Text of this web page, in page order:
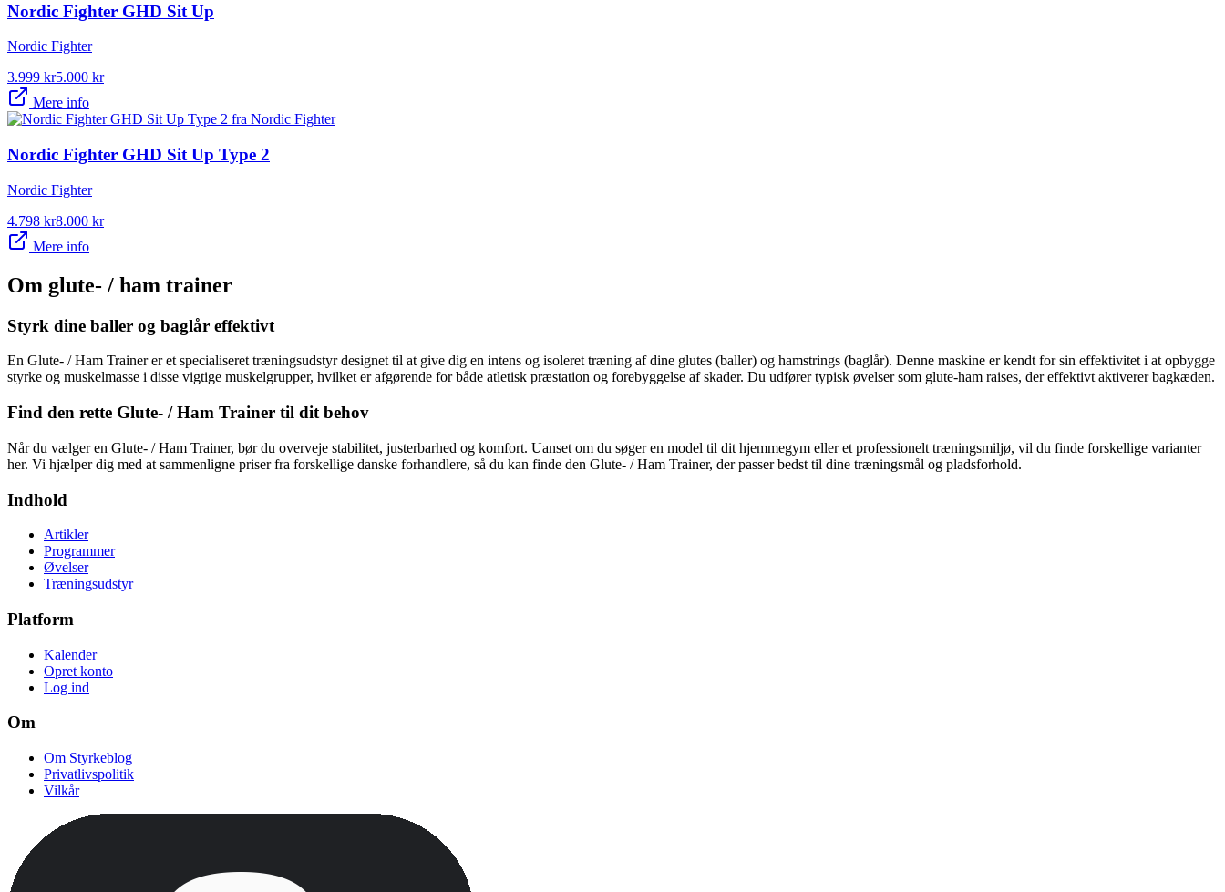
Nordic Fighter GHD Sit Up
Nordic Fighter
3.999 kr5.000 kr
Mere info
Nordic Fighter GHD Sit Up Type 2
Nordic Fighter
4.798 kr8.000 kr
Mere info
Om glute- / ham trainer
Styrk dine baller og baglår effektivt
En Glute- / Ham Trainer er et specialiseret træningsudstyr designet til at give dig en intens og isoleret træning af dine glutes (baller) og hamstrings (baglår). Denne maskine er kendt for sin effektivitet i at opbygge
styrke og muskelmasse i disse vigtige muskelgrupper, hvilket er afgørende for både atletisk præstation og forebyggelse af skader. Du udfører typisk øvelser som glute-ham raises, der effektivt aktiverer bagkæden.
Find den rette Glute- / Ham Trainer til dit behov
Når du vælger en Glute- / Ham Trainer, bør du overveje stabilitet, justerbarhed og komfort. Uanset om du søger en model til dit hjemmegym eller et professionelt træningsmiljø, vil du finde forskellige varianter
her. Vi hjælper dig med at sammenligne priser fra forskellige danske forhandlere, så du kan finde den Glute- / Ham Trainer, der passer bedst til dine træningsmål og pladsforhold.
Indhold
Artikler
Programmer
Øvelser
Træningsudstyr
Platform
Kalender
Opret konto
Log ind
Om
Om Styrkeblog
Privatlivspolitik
Vilkår